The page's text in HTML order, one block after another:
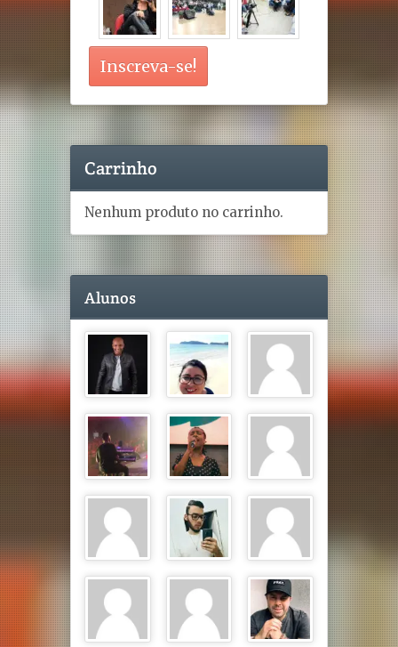
Inscreva-se!
Carrinho
Nenhum produto no carrinho.
Alunos